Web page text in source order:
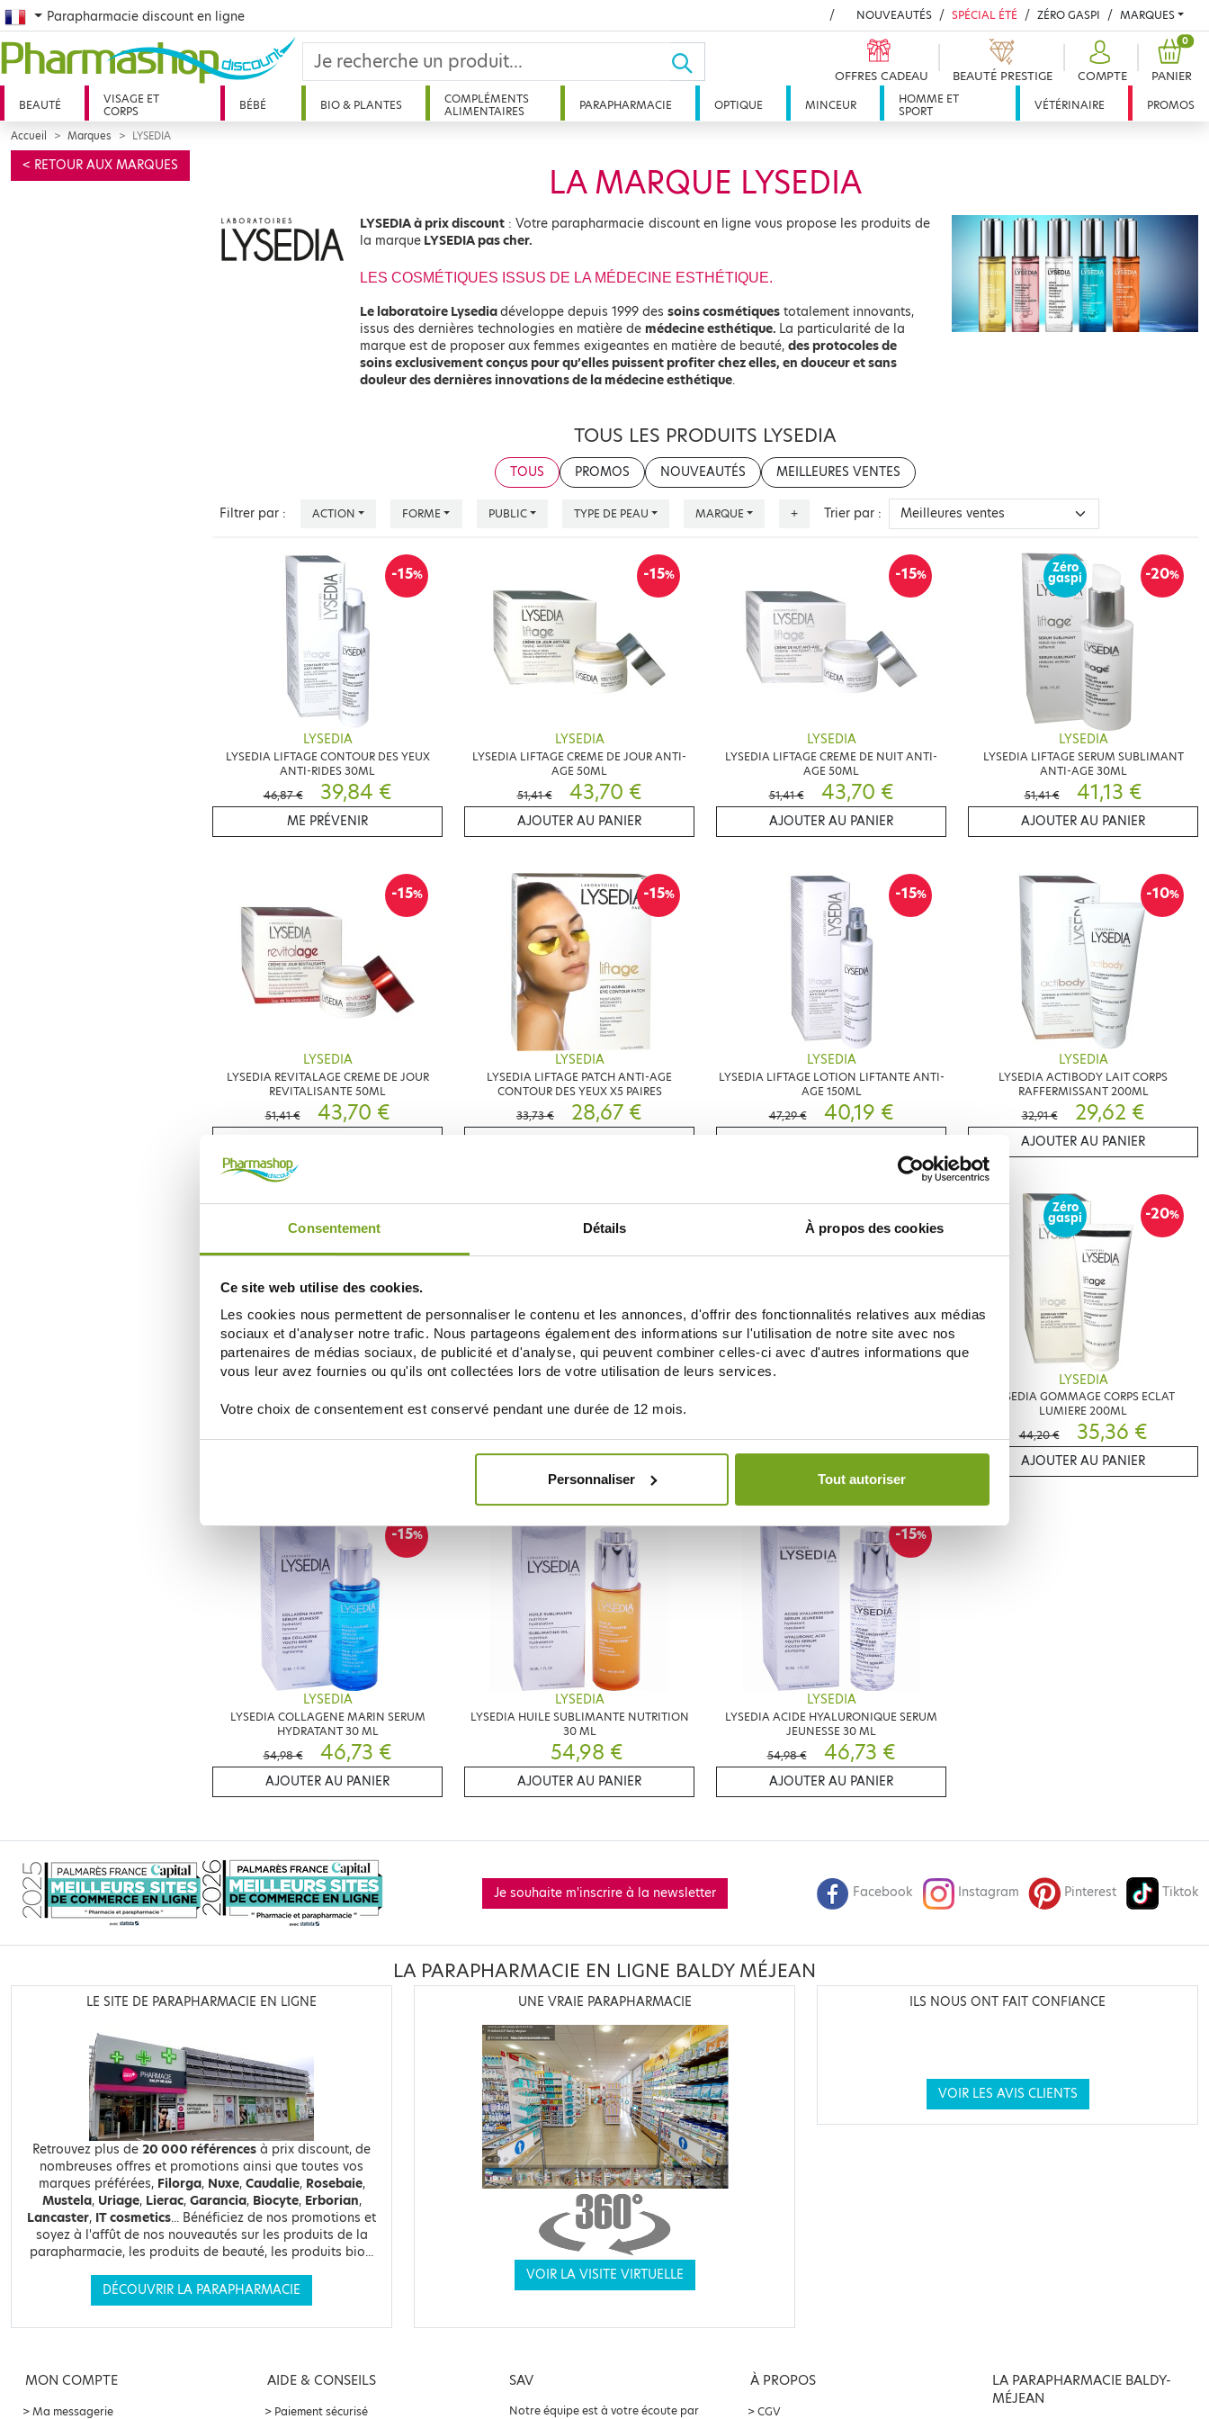
Consentement Détails À propos des cookies
Ce site web utilise des cookies.
Les cookies nous permettent de personnaliser le contenu et les annonces, d'offrir des fonctionnalités relatives aux médias
sociaux et d'analyser notre trafic. Nous partageons également des informations sur l'utilisation de notre site avec nos
partenaires de médias sociaux, de publicité et d'analyse, qui peuvent combiner celles-ci avec d'autres informations que
vous leur avez fournies ou qu'ils ont collectées lors de votre utilisation de leurs services.
Votre choix de consentement est conservé pendant une durée de 12 mois.
Personnaliser Tout autoriser
French
Parapharmacie discount en ligne NOUVEAUTÉS SPÉCIAL ÉTÉ ZÉRO GASPI MARQUES
OFFRES CADEAU BEAUTÉ PRESTIGE COMPTE PANIER
0
BEAUTÉ
VISAGE ET
CORPS
BÉBÉ BIO & PLANTES
COMPLÉMENTS
ALIMENTAIRES
PARAPHARMACIE OPTIQUE MINCEUR
HOMME ET
SPORT
VÉTÉRINAIRE PROMOS
Accueil Marques LYSEDIA
< RETOUR AUX MARQUES LA MARQUE LYSEDIA
LYSEDIA à prix discount : Votre parapharmacie discount en ligne vous propose les produits de
la marque LYSEDIA pas cher.
LES COSMÉTIQUES ISSUS DE LA MÉDECINE ESTHÉTIQUE.
Le laboratoire Lysediadéveloppe depuis 1999 des soins cosmétiques totalement innovants,
issus des dernières technologies en matière de médecine esthétique. La particularité de la
marque est de proposer aux femmes exigeantes en matière de beauté, des protocoles de
soins exclusivement conçus pour qu’elles puissent profiter chez elles, en douceur et sans
douleur des dernières innovations de la médecine esthétique.
TOUS LES PRODUITS LYSEDIA
TOUS PROMOS NOUVEAUTÉS MEILLEURES VENTES
Filtrer par : ACTION FORME PUBLIC TYPE DE PEAU MARQUE + Trier par :
-15%
LYSEDIA
LYSEDIA LIFTAGE CONTOUR DES YEUX
ANTI-RIDES 30ML
46,87 €
39,84 €
ME PRÉVENIR
-15%
LYSEDIA
LYSEDIA LIFTAGE CREME DE JOUR ANTI-
AGE 50ML
51,41 €
43,70 €
AJOUTER AU PANIER
-15%
LYSEDIA
LYSEDIA LIFTAGE CREME DE NUIT ANTI-
AGE 50ML
51,41 €
43,70 €
AJOUTER AU PANIER
-20%
Zéro
gaspi
LYSEDIA
LYSEDIA LIFTAGE SERUM SUBLIMANT
ANTI-AGE 30ML
51,41 €
41,13 €
AJOUTER AU PANIER
-15%
LYSEDIA
LYSEDIA REVITALAGE CREME DE JOUR
REVITALISANTE 50ML
51,41 €
43,70 €
-15%
LYSEDIA
LYSEDIA LIFTAGE PATCH ANTI-AGE
CONTOUR DES YEUX X5 PAIRES
33,73 €
28,67 €
-15%
LYSEDIA
LYSEDIA LIFTAGE LOTION LIFTANTE ANTI-
AGE 150ML
47,29 €
40,19 €
-10%
LYSEDIA
LYSEDIA ACTIBODY LAIT CORPS
RAFFERMISSANT 200ML
32,91 €
29,62 €
AJOUTER AU PANIER
Zéro
LYSEDIA
REVITALISANT 3X70ML ET 3X23G
47,79 €
LYSEDIA
REGENERANTE S5 150ML
34,25 € 36,69 €
-20%
Zéro
gaspi
LYSEDIA
LYSEDIA GOMMAGE CORPS ECLAT
LUMIERE 200ML
44,20 €
35,36 €
AJOUTER AU PANIER
-15%
LYSEDIA
LYSEDIA COLLAGENE MARIN SERUM
HYDRATANT 30 ML
54,98 €
46,73 €
AJOUTER AU PANIER
LYSEDIA
LYSEDIA HUILE SUBLIMANTE NUTRITION
30 ML
54,98 €
AJOUTER AU PANIER
-15%
LYSEDIA
LYSEDIA ACIDE HYALURONIQUE SERUM
JEUNESSE 30 ML
54,98 €
46,73 €
AJOUTER AU PANIER
Je souhaite m'inscrire à la newsletter Facebook Instagram Pinterest Tiktok
LA PARAPHARMACIE EN LIGNE BALDY MÉJEAN
LE SITE DE PARAPHARMACIE EN LIGNE
Retrouvez plus de 20 000 références à prix discount, de
nombreuses offres et promotions ainsi que toutes vos
marques préférées, Filorga, Nuxe, Caudalie, Rosebaie,
Mustela, Uriage, Lierac, Garancia, Biocyte, Erborian,
Lancaster, IT cosmetics... Bénéficiez de nos promotions et
soyez à l'affût de nos nouveautés sur les produits de la
parapharmacie, les produits de beauté, les produits bio...
DÉCOUVRIR LA PARAPHARMACIE
UNE VRAIE PARAPHARMACIE
VOIR LA VISITE VIRTUELLE
ILS NOUS ONT FAIT CONFIANCE
VOIR LES AVIS CLIENTS
MON COMPTE
Ma messagerie
AIDE & CONSEILS
Paiement sécurisé
SAV
Notre équipe est à votre écoute par
À PROPOS
CGV
LA PARAPHARMACIE BALDY-
MÉJEAN